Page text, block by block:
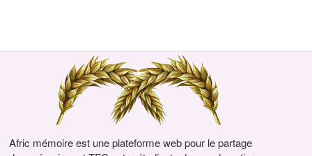
Afric mémoire est une plateforme web pour le partage